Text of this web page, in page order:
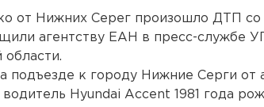
от Нижних Серег произошло ДТП со
агентству ЕАН в пресс-службе
подъезде к городу Нижние Серги от
водитель Hyundai Accent 1981 года